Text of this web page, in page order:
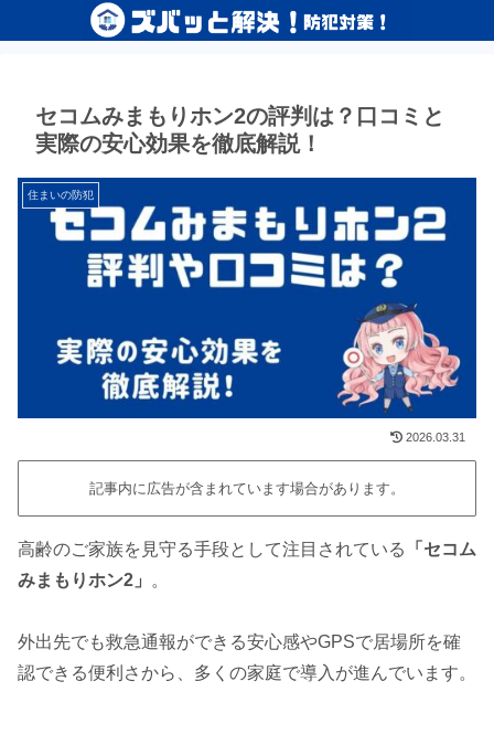
セコムみまもりホン2の評判は？口コミと
実際の安心効果を徹底解説！
住まいの防犯
2026.03.31
記事内に広告が含まれています場合があります。
高齢のご家族を見守る手段として注目されている
「セコム
みまもりホン2」
。
外出先でも救急通報ができる安心感やGPSで居場所を確
認できる便利さから、多くの家庭で導入が進んでいます。